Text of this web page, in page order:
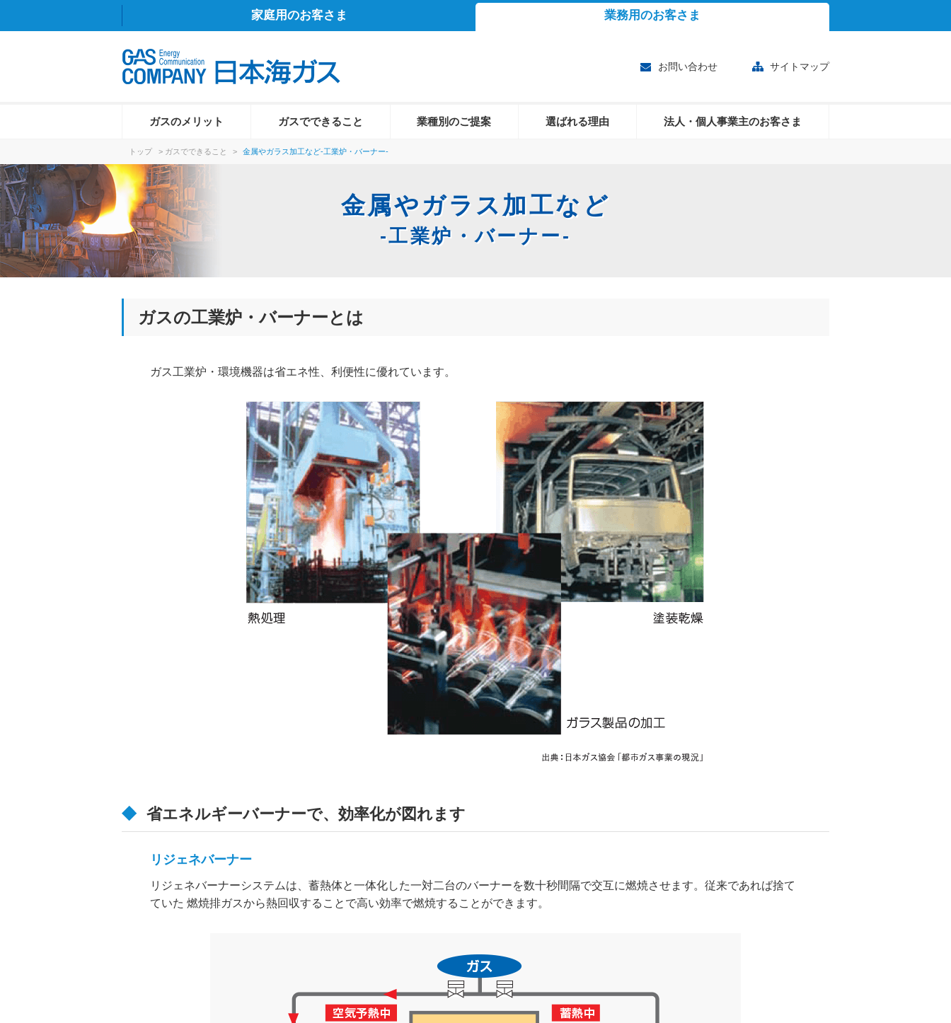
家庭用のお客さま 業務用のお客さま
お問い合わせ サイトマップ
ガスのメリット ガスでできること 業種別のご提案 選ばれる理由 法人・個人事業主のお客さま
トップ > ガスでできること > 金属やガラス加工など-工業炉・バーナー-
金属やガラス加工など
-工業炉・バーナー-
ガスの工業炉・バーナーとは
ガス工業炉・環境機器は省エネ性、利便性に優れています。
省エネルギーバーナーで、効率化が図れます
リジェネバーナー
リジェネバーナーシステムは、蓄熱体と一体化した一対二台のバーナーを数十秒間隔で交互に燃焼させます。従来であれば捨て
ていた 燃焼排ガスから熱回収することで高い効率で燃焼することができます。